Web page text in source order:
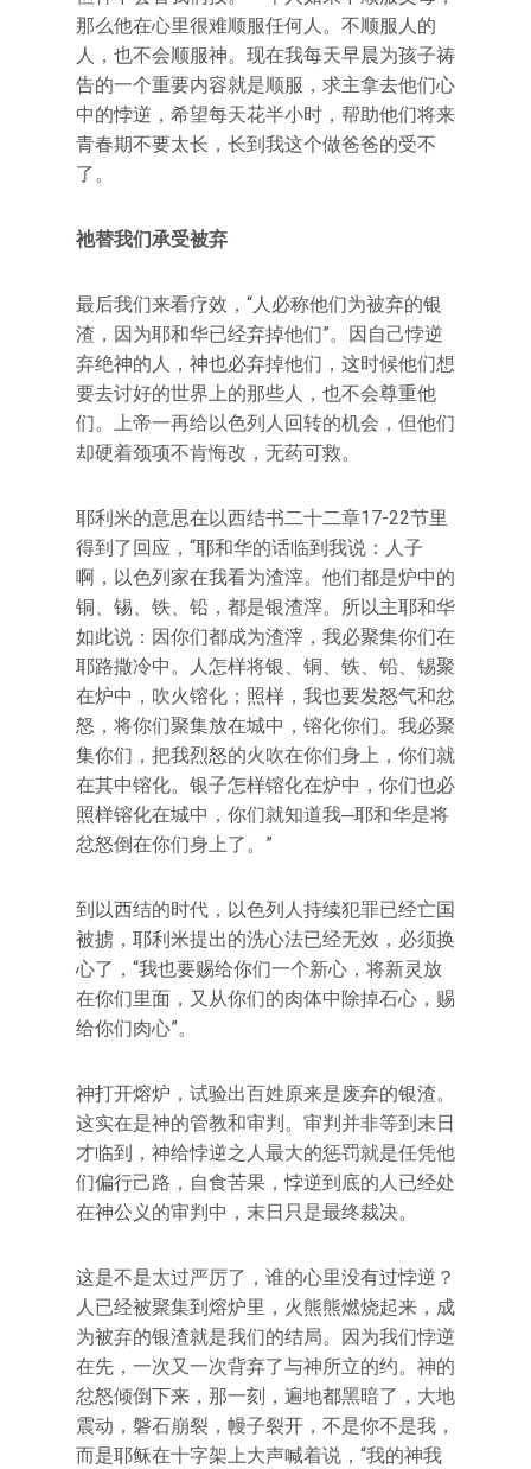
那么他在心里很难顺服任何人。不顺服人的
人，也不会顺服神。现在我每天早晨为孩子祷
告的一个重要内容就是顺服，求主拿去他们心
中的悖逆，希望每天花半小时，帮助他们将来
青春期不要太长，长到我这个做爸爸的受不
了。
祂替我们承受被弃
最后我们来看疗效，“人必称他们为被弃的银
渣，因为耶和华已经弃掉他们”。因自己悖逆
弃绝神的人，神也必弃掉他们，这时候他们想
要去讨好的世界上的那些人，也不会尊重他
们。上帝一再给以色列人回转的机会，但他们
却硬着颈项不肯悔改，无药可救。
耶利米的意思在以西结书二十二章17-22节里
得到了回应，“耶和华的话临到我说：人子
啊，以色列家在我看为渣滓。他们都是炉中的
铜、锡、铁、铅，都是银渣滓。所以主耶和华
如此说：因你们都成为渣滓，我必聚集你们在
耶路撒冷中。人怎样将银、铜、铁、铅、锡聚
在炉中，吹火镕化；照样，我也要发怒气和忿
怒，将你们聚集放在城中，镕化你们。我必聚
集你们，把我烈怒的火吹在你们身上，你们就
在其中镕化。银子怎样镕化在炉中，你们也必
照样镕化在城中，你们就知道我─耶和华是将
忿怒倒在你们身上了。”
到以西结的时代，以色列人持续犯罪已经亡国
被掳，耶利米提出的洗心法已经无效，必须换
心了，“我也要赐给你们一个新心，将新灵放
在你们里面，又从你们的肉体中除掉石心，赐
给你们肉心”。
神打开熔炉，试验出百姓原来是废弃的银渣。
这实在是神的管教和审判。审判并非等到末日
才临到，神给悖逆之人最大的惩罚就是任凭他
们偏行己路，自食苦果，悖逆到底的人已经处
在神公义的审判中，末日只是最终裁决。
这是不是太过严厉了，谁的心里没有过悖逆？
人已经被聚集到熔炉里，火熊熊燃烧起来，成
为被弃的银渣就是我们的结局。因为我们悖逆
在先，一次又一次背弃了与神所立的约。神的
忿怒倾倒下来，那一刻，遍地都黑暗了，大地
震动，磐石崩裂，幔子裂开，不是你不是我，
而是耶稣在十字架上大声喊着说，“我的神我